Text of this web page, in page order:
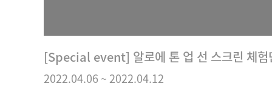
[Special event] 알로에 톤 업 선 스크린 체험
2022.04.06 ~2022.04.12